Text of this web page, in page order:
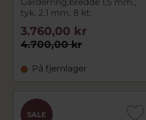
tyk. 2,1 mm. 8 kt.
4.700,00 kr
3.760,00 kr
På fjernlager
SALE